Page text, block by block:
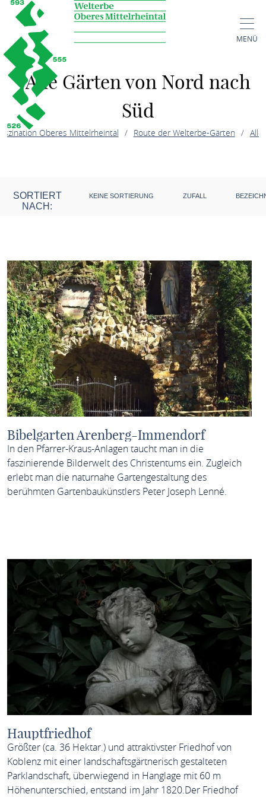
MENÜ
Alle Gärten von Nord nach
Süd
Oberes Mittelrheintal Route der Welterbe-Gärten
Alle
SORTIERT
NACH:
KEINE SORTIERUNG ZUFALL
Bibelgarten Arenberg-Immendorf
In den Pfarrer-Kraus-Anlagen taucht man in die
faszinierende Bilderwelt des Christentums ein. Zugleich
erlebt man die naturnahe Gartengestaltung des
berühmten Gartenbaukünstlers Peter Joseph Lenné.
Hauptfriedhof
Größter (ca. 36 Hektar.) und attraktivster Friedhof von
Koblenz mit einer landschaftsgärtnerisch gestalteten
Parklandschaft, überwiegend in Hanglage mit 60 m
Höhenunterschied, entstand im Jahr 1820.Der Friedhof